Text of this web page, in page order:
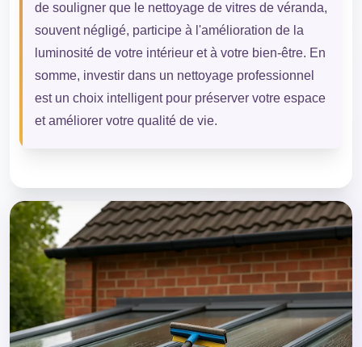
de souligner que le nettoyage de vitres de véranda,
souvent négligé, participe à l'amélioration de la
luminosité de votre intérieur et à votre bien-être. En
somme, investir dans un nettoyage professionnel
est un choix intelligent pour préserver votre espace
et améliorer votre qualité de vie.